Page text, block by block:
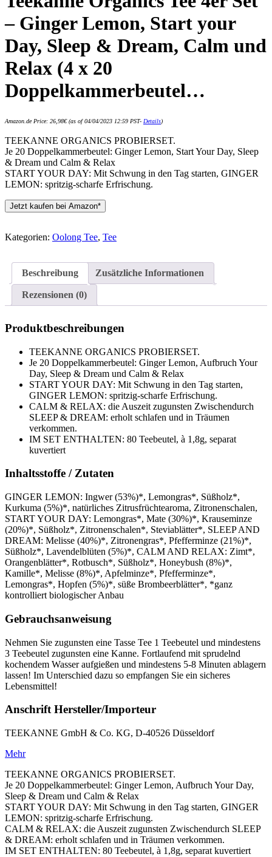
– Ginger Lemon, Start your
Day, Sleep & Dream, Calm und
Relax (4 x 20
Doppelkammerbeutel…
Amazon.de Price: 26,98€(as of 04/04/2023 12:59 PST- Details)
TEEKANNE ORGANICS PROBIERSET.
Je 20 Doppelkammerbeutel: Ginger Lemon, Start Your Day, Sleep
& Dream und Calm & Relax
START YOUR DAY: Mit Schwung in den Tag starten, GINGER
LEMON: spritzig-scharfe Erfrischung.
Jetzt kaufen bei Amazon*
Kategorien: Oolong Tee, Tee
Beschreibung Zusätzliche Informationen
Rezensionen (0)
Produktbeschreibungen
TEEKANNE ORGANICS PROBIERSET.
Je 20 Doppelkammerbeutel: Ginger Lemon, Aufbruch Your
Day, Sleep & Dream und Calm & Relax
START YOUR DAY: Mit Schwung in den Tag starten,
GINGER LEMON: spritzig-scharfe Erfrischung.
CALM & RELAX: die Auszeit zugunsten Zwischendurch
SLEEP & DREAM: erholt schlafen und in Träumen
verkommen.
IM SET ENTHALTEN: 80 Teebeutel, à 1,8g, separat
kuvertiert
Inhaltsstoffe / Zutaten
GINGER LEMON: Ingwer (53%)*, Lemongras*, Süßholz*,
Kurkuma (5%)*, natürliches Zitrusfrüchtearoma, Zitronenschalen,
START YOUR DAY: Lemongras*, Mate (30%)*, Krauseminze
(20%)*, Süßholz*, Zitronenschalen*, Steviablätter*, SLEEP AND
DREAM: Melisse (40%)*, Zitronengras*, Pfefferminze (21%)*,
Süßholz*, Lavendelblüten (5%)*, CALM AND RELAX: Zimt*,
Orangenblätter*, Rotbusch*, Süßholz*, Honeybush (8%)*,
Kamille*, Melisse (8%)*, Apfelminze*, Pfefferminze*,
Lemongras*, Hopfen (5%)*, süße Brombeerblätter*, *ganz
kontrolliert biologischer Anbau
Gebrauchsanweisung
Nehmen Sie zugunsten eine Tasse Tee 1 Teebeutel und mindestens
3 Teebeutel zugunsten eine Kanne. Fortlaufend mit sprudelnd
kochendem Wasser aufgießen und mindestens 5-8 Minuten ablagern
lassen! Im Unterschied dazu so empfangen Sie ein sicheres
Lebensmittel!
Anschrift Hersteller/Importeur
TEEKANNE GmbH & Co. KG, D-40526 Düsseldorf
Mehr
TEEKANNE ORGANICS PROBIERSET.
Je 20 Doppelkammerbeutel: Ginger Lemon, Aufbruch Your Day,
Sleep & Dream und Calm & Relax
START YOUR DAY: Mit Schwung in den Tag starten, GINGER
LEMON: spritzig-scharfe Erfrischung.
CALM & RELAX: die Auszeit zugunsten Zwischendurch SLEEP
& DREAM: erholt schlafen und in Träumen verkommen.
IM SET ENTHALTEN: 80 Teebeutel, à 1,8g, separat kuvertiert